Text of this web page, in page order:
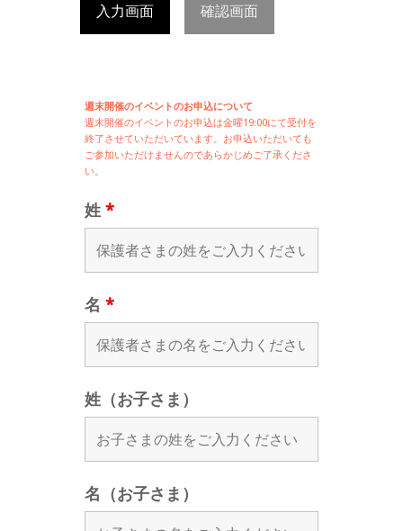
入力画面 確認画面
週末開催のイベントのお申込について
週末開催のイベントのお申込は金曜19:00にて受付を
終了させていただいています。お申込いただいても
ご参加いただけませんのであらかじめご了承くださ
い。
姓 *
名 *
姓（お子さま）
名（お子さま）